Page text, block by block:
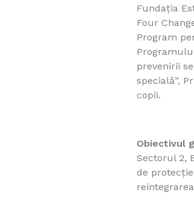
Fundația
Four
Program
prevenirii
specială”,
copii.
Obiectivul
Sectorul 2,
de